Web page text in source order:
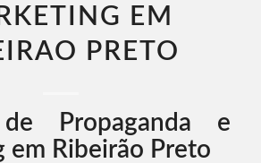
EM
PRETO​
Propaganda e
em Ribeirão Preto